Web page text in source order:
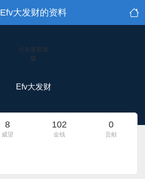
Efv大发财的资料
点击重新加
载
Efv大发财
8
威望
102
金钱
0
贡献